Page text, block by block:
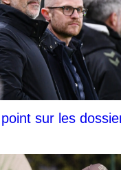
sur les